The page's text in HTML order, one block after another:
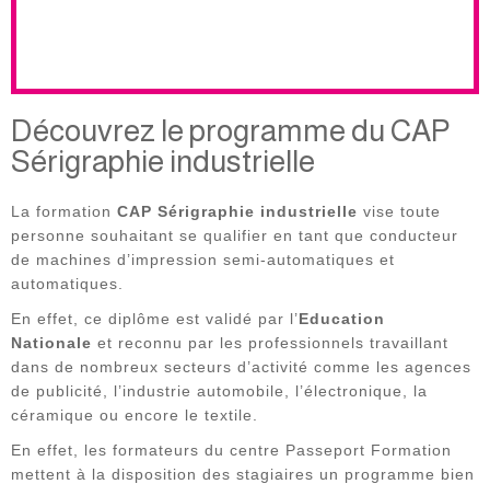
Découvrez le programme du CAP
Sérigraphie industrielle
La formation CAP Sérigraphie industrielle vise toute
personne souhaitant se qualifier en tant que conducteur
de machines d’impression semi-automatiques et
automatiques.
En effet, ce diplôme est validé par l’Education
Nationale et reconnu par les professionnels travaillant
dans de nombreux secteurs d’activité comme les agences
de publicité, l’industrie automobile, l’électronique, la
céramique ou encore le textile.
En effet, les formateurs du centre Passeport Formation
mettent à la disposition des stagiaires un programme bien